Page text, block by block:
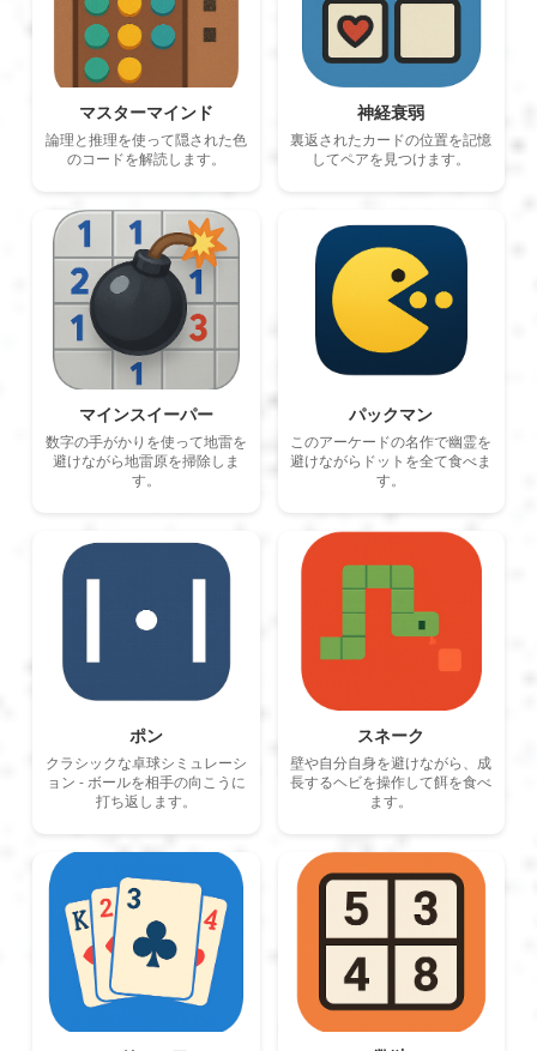
Magyar
Indonesia
Українська
マスターマインド
論理と推理を使って隠された色
のコードを解読します。
神経衰弱
裏返されたカードの位置を記憶
してペアを見つけます。
マインスイーパー
数字の手がかりを使って地雷を
避けながら地雷原を掃除しま
す。
パックマン
このアーケードの名作で幽霊を
避けながらドットを全て食べま
す。
ポン
クラシックな卓球シミュレーシ
ョン - ボールを相手の向こうに
打ち返します。
スネーク
壁や自分自身を避けながら、成
長するヘビを操作して餌を食べ
ます。